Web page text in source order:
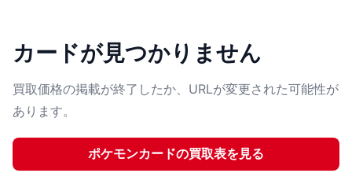
カードが見つかりません
買取価格の掲載が終了したか、URLが変更された可能性が
あります。
ポケモンカードの買取表を見る